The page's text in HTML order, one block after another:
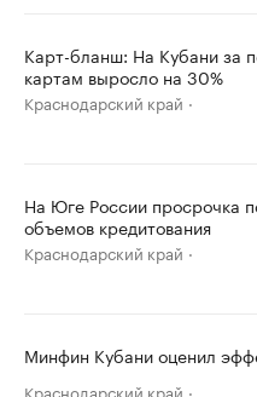
Карт-бланш: На Кубани за
картам выросло на 30%
Краснодарский край
На Юге России просрочка
объемов кредитования
Краснодарский край
Минфин Кубани оценил
Краснодарский край